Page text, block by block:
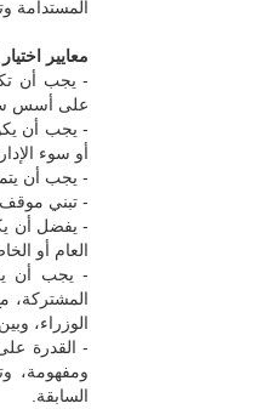
المستدامة
معايير
- يجب أن
على أسس
- يجب أن
أو سوء
- يجب أن
- تبني
- يفضل أن
العام أو
- يجب أن
المشتركة،
الوزراء،
- القدرة
ومفهومة،
السابقة.